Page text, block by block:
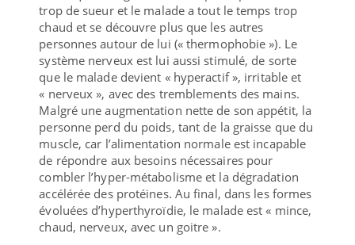
trop de sueur et le malade a tout le temps trop
chaud et se découvre plus que les autres
personnes autour de lui (« thermophobie »). Le
système nerveux est lui aussi stimulé, de sorte
que le malade devient « hyperactif », irritable et
« nerveux », avec des tremblements des mains.
Malgré une augmentation nette de son appétit, la
personne perd du poids, tant de la graisse que du
muscle, car l’alimentation normale est incapable
de répondre aux besoins nécessaires pour
combler l’hyper-métabolisme et la dégradation
accélérée des protéines. Au final, dans les formes
évoluées d’hyperthyroïdie, le malade est « mince,
chaud, nerveux, avec un goitre ».